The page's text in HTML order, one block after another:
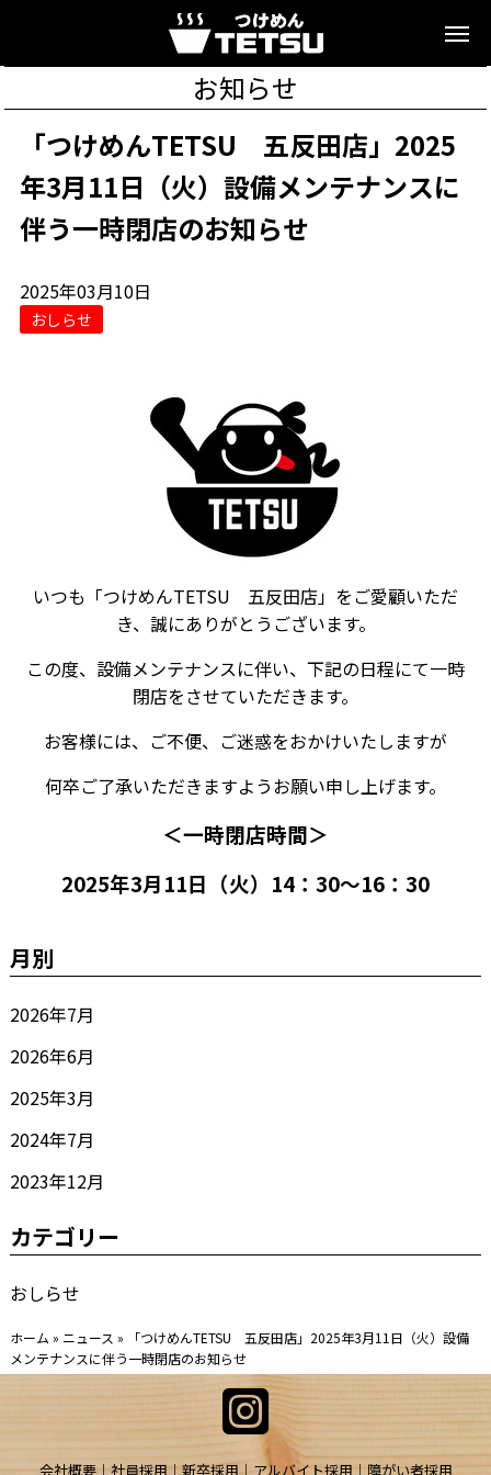
お知らせ
「つけめんTETSU 五反田店」2025
年3月11日（火）設備メンテナンスに
伴う一時閉店のお知らせ
2025年03月10日
おしらせ
いつも「つけめんTETSU 五反田店」をご愛顧いただ
き、誠にありがとうございます。
この度、設備メンテナンスに伴い、下記の日程にて一時
閉店をさせていただきます。
お客様には、ご不便、ご迷惑をおかけいたしますが
何卒ご了承いただきますようお願い申し上げます。
＜一時閉店時間＞
2025年3月11日（火）14：30～16：30
月別
2026年7月
2026年6月
2025年3月
2024年7月
2023年12月
カテゴリー
おしらせ
ホーム » ニュース »
「つけめんTETSU 五反田店」2025年3月11日（火）設備
メンテナンスに伴う一時閉店のお知らせ
会社概要 社員採用 新卒採用 アルバイト採用 障がい者採用